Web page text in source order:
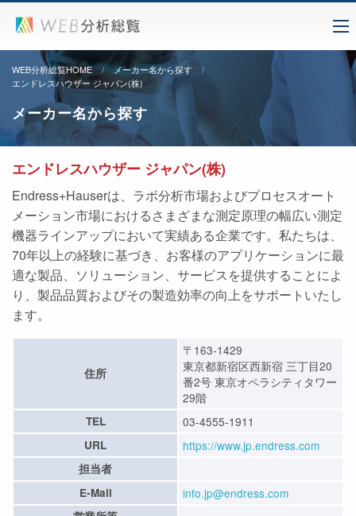
WEB分析総覧HOME
メーカー名から探す
エンドレスハウザー ジャパン(株)
メーカー名から探す
エンドレスハウザー ジャパン(株)
Endress+Hauserは、ラボ分析市場およびプロセスオート
メーション市場におけるさまざまな測定原理の幅広い測定
機器ラインアップにおいて実績ある企業です。私たちは、
70年以上の経験に基づき、お客様のアプリケーションに最
適な製品、ソリューション、サービスを提供することによ
り、製品品質およびその製造効率の向上をサポートいたし
ます。
住所
〒163-1429
東京都新宿区西新宿 三丁目20
番2号 東京オペラシティタワー
29階
TEL 03-4555-1911
URL https://www.jp.endress.com
担当者
E-Mail
info.jp@endress.com